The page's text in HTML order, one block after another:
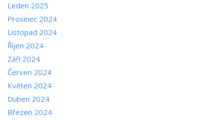
Leden 2025
Prosinec 2024
Listopad 2024
Říjen 2024
Září 2024
Červen 2024
Květen 2024
Duben 2024
Březen 2024